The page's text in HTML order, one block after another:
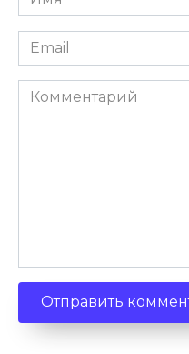
*
Email
*
Комментарий